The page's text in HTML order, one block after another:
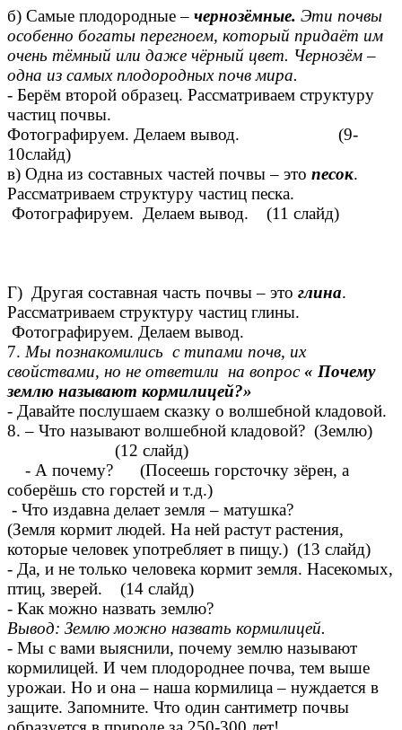
б) Самые плодородные – чернозёмные. Эти почвы
особенно богаты перегноем, который придаёт им
очень тёмный или даже чёрный цвет. Чернозём –
одна из самых плодородных почв мира.
- Берём второй образец. Рассматриваем структуру
частиц почвы.
Фотографируем. Делаем вывод. (9-
10слайд)
в) Одна из составных частей почвы – это песок.
Рассматриваем структуру частиц песка.
Фотографируем. Делаем вывод. (11 слайд)
Г) Другая составная часть почвы – это глина.
Рассматриваем структуру частиц глины.
Фотографируем. Делаем вывод.
7. Мы познакомились с типами почв, их
свойствами, но не ответили на вопрос« Почему
землю называют кормилицей?»
- Давайте послушаем сказку о волшебной кладовой.
8. – Что называют волшебной кладовой? (Землю)
(12 слайд)
- А почему? (Посеешь горсточку зёрен, а
соберёшь сто горстей и т.д.)
- Что издавна делает земля – матушка?
(Земля кормит людей. На ней растут растения,
которые человек употребляет в пищу.) (13 слайд)
- Да, и не только человека кормит земля. Насекомых,
птиц, зверей. (14 слайд)
- Как можно назвать землю?
Вывод: Землю можно назвать кормилицей.
- Мы с вами выяснили, почему землю называют
кормилицей. И чем плодороднее почва, тем выше
урожаи. Но и она – наша кормилица – нуждается в
защите. Запомните. Что один сантиметр почвы